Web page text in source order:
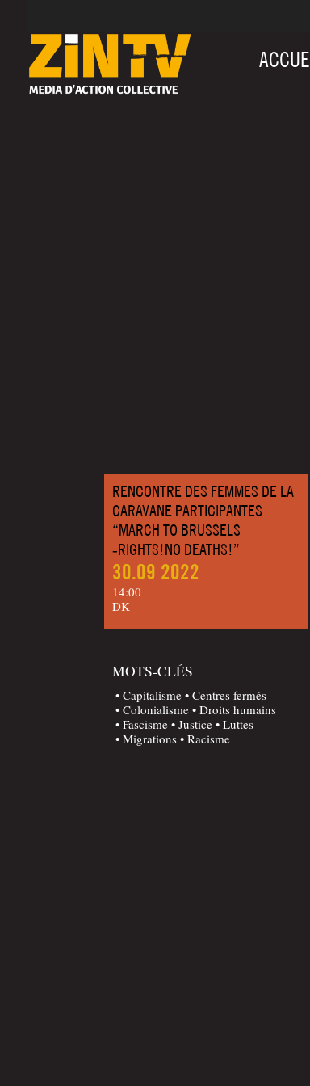
RENCONTRE DES FEMMES DE LA
CARAVANE PARTICIPANTES
“MARCH TO BRUSSELS
‑RIGHTS!NO DEATHS!”
30.09 2022
14:00
DK
MOTS-CLÉS
Capitalisme
Centres fermés
Colonialisme
Droits humains
Fascisme
Justice
Luttes
Migrations
Racisme